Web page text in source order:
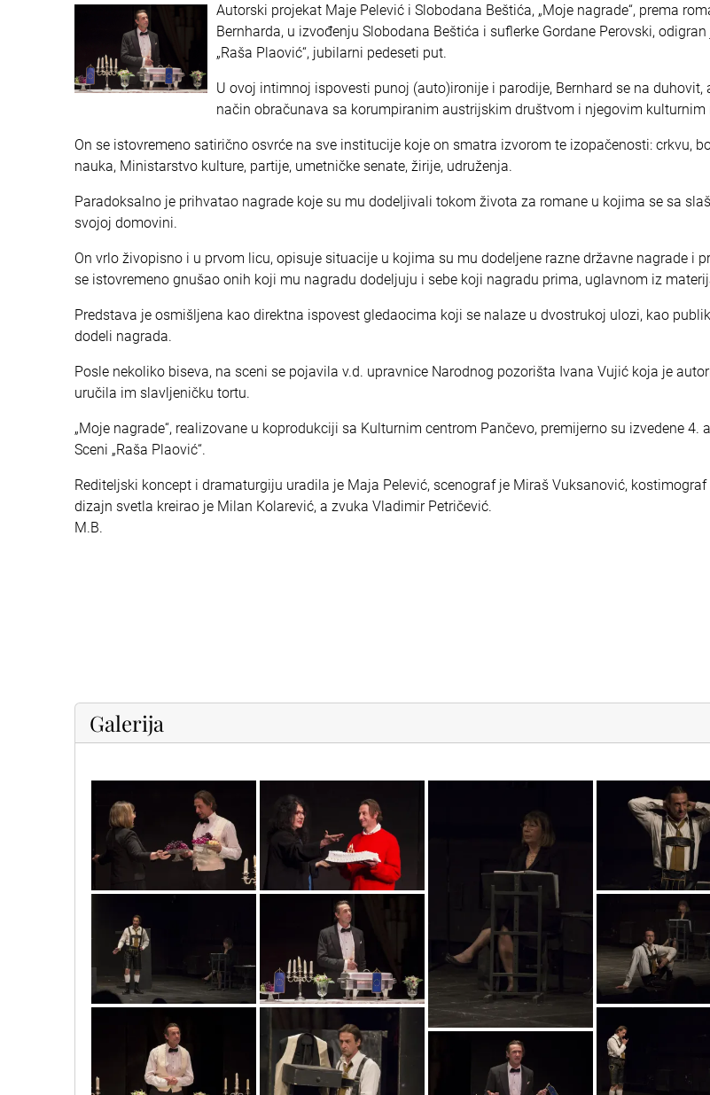
Autorski projekat Maje Pelević i Slobodana Beštića, „Moje nagrade“, prema
Bernharda, u izvođenju Slobodana Beštića i suflerke Gordane Perovski,
„Raša Plaović“, jubilarni pedeseti put.
U ovoj intimnoj ispovesti punoj (auto)ironije i parodije, Bernhard se na duhovit,
način obračunava sa korumpiranim austrijskim društvom i njegovim
On se istovremeno satirično osvrće na sve institucije koje on smatra izvorom te izopačenosti: crkvu,
nauka, Ministarstvo kulture, partije, umetničke senate, žirije, udruženja.
Paradoksalno je prihvatao nagrade koje su mu dodeljivali tokom života za romane u kojima se sa
svojoj domovini.
On vrlo živopisno i u prvom licu, opisuje situacije u kojima su mu dodeljene razne državne nagrade i
se istovremeno gnušao onih koji mu nagradu dodeljuju i sebe koji nagradu prima, uglavnom iz
Predstava je osmišljena kao direktna ispovest gledaocima koji se nalaze u dvostrukoj ulozi, kao
dodeli nagrada.
Posle nekoliko biseva, na sceni se pojavila v.d. upravnice Narodnog pozorišta Ivana Vujić koja je
uručila im slavljeničku tortu.
„Moje nagrade“, realizovane u koprodukciji sa Kulturnim centrom Pančevo, premijerno su izvedene 4.
Sceni „Raša Plaović“.
Rediteljski koncept i dramaturgiju uradila je Maja Pelević, scenograf je Miraš Vuksanović, kostimograf
dizajn svetla kreirao je Milan Kolarević, a zvuka Vladimir Petričević.
M.B.
Galerija
mg_1605_copy mg_1626_copy
mg_1592_copy
mg_1599_copy mg_1612_copy
mg_1608_copy
mg_1611_copy